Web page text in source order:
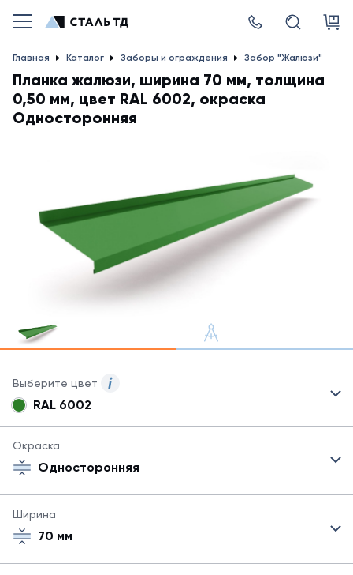
Главная Каталог Заборы и ограждения Забор "Жалюзи"
Планка жалюзи, ширина 70 мм, толщина
0,50 мм, цвет RAL 6002, окраска
Односторонняя
Выберите цвет
быть
все
цвета
RAL 6002
Окраска
Односторонняя
Ширина
70 мм